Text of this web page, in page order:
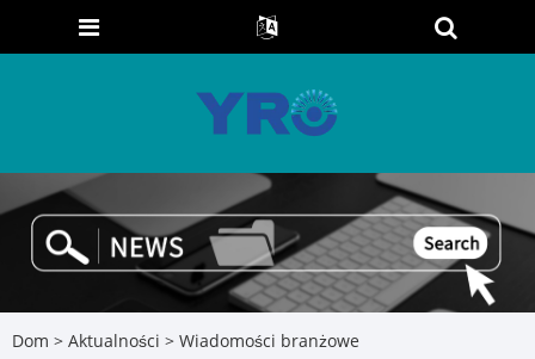
Dom > Aktualności > Wiadomości branżowe